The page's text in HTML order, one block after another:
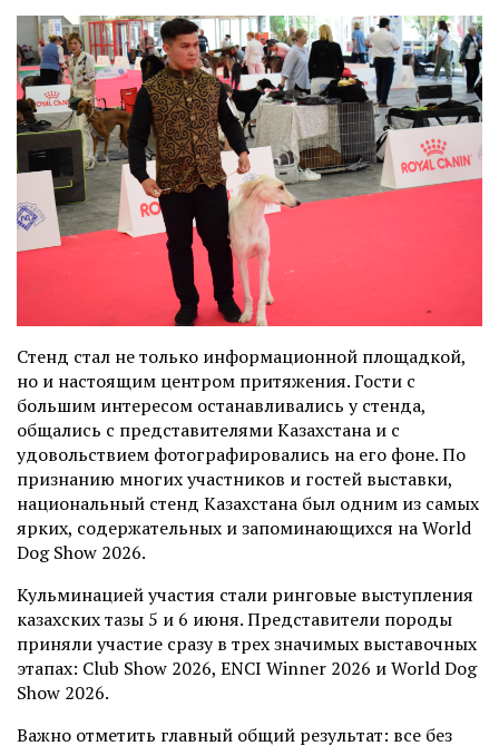
Стенд стал не только информационной площадкой,
но и настоящим центром притяжения. Гости с
большим интересом останавливались у стенда,
общались с представителями Казахстана и с
удовольствием фотографировались на его фоне. По
признанию многих участников и гостей выставки,
национальный стенд Казахстана был одним из самых
ярких, содержательных и запоминающихся на World
Dog Show 2026.
Кульминацией участия стали ринговые выступления
казахских тазы 5 и 6 июня. Представители породы
приняли участие сразу в трех значимых выставочных
этапах: Club Show 2026, ENCI Winner 2026 и World Dog
Show 2026.
Важно отметить главный общий результат: все без